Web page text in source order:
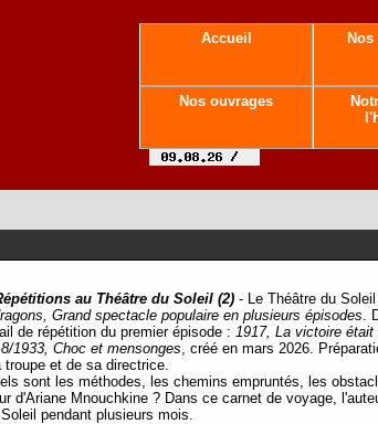
Accueil
Nos ouvrages
au Théâtre du Soleil (2) - Le Théâtre du
Grand spectacle populaire en plusieurs épisodes.
de répétition du premier épisode : 1917, La victoire était
1933, Choc et mensonges, créé en mars 2026.
et de sa directrice.
sont les méthodes, les chemins empruntés, les
d'Ariane Mnouchkine ? Dans ce carnet de voyage,
pendant plusieurs mois.